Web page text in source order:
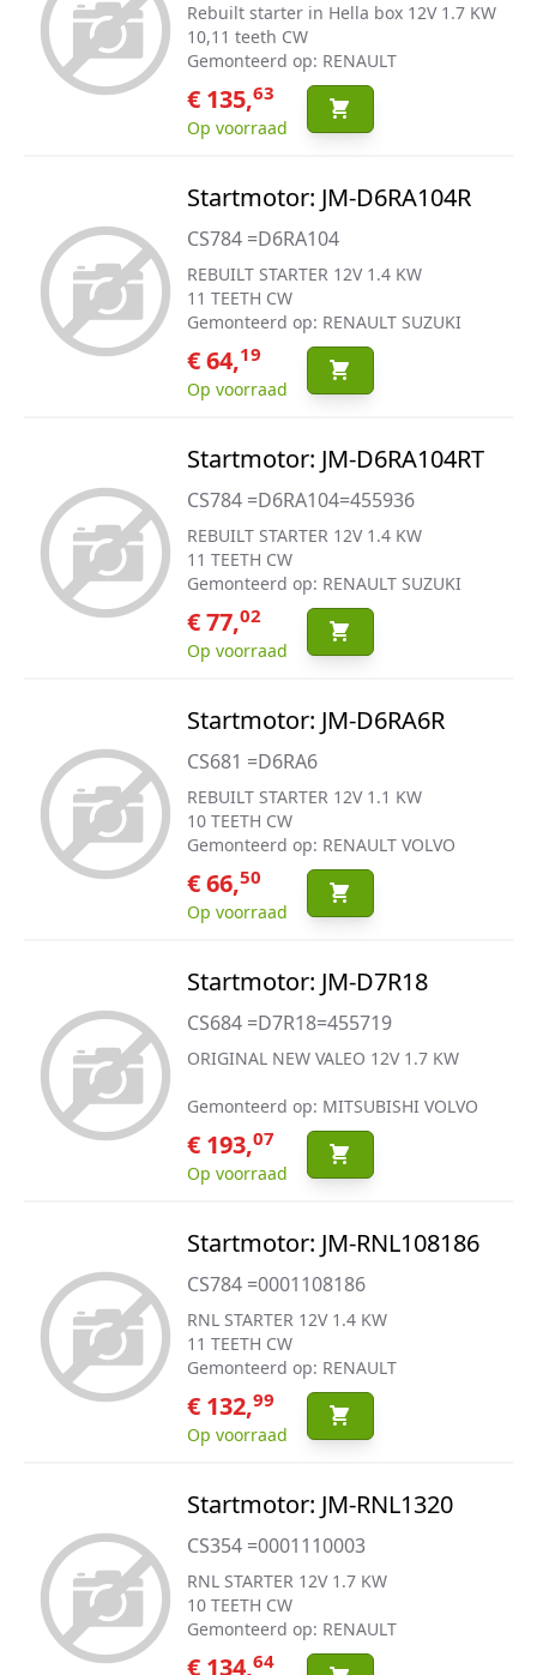
Rebuilt starter in Hella box 12V 1.7 KW
10,11 teeth CW
Gemonteerd op: RENAULT
€ 135,63
Op voorraad
Startmotor: JM-D6RA104R
CS784 =D6RA104
REBUILT STARTER 12V 1.4 KW
11 TEETH CW
Gemonteerd op: RENAULT SUZUKI
€ 64,19
Op voorraad
Startmotor: JM-D6RA104RT
CS784 =D6RA104=455936
REBUILT STARTER 12V 1.4 KW
11 TEETH CW
Gemonteerd op: RENAULT SUZUKI
€ 77,02
Op voorraad
Startmotor: JM-D6RA6R
CS681 =D6RA6
REBUILT STARTER 12V 1.1 KW
10 TEETH CW
Gemonteerd op: RENAULT VOLVO
€ 66,50
Op voorraad
Startmotor: JM-D7R18
CS684 =D7R18=455719
ORIGINAL NEW VALEO 12V 1.7 KW
Gemonteerd op: MITSUBISHI VOLVO
€ 193,07
Op voorraad
Startmotor: JM-RNL108186
CS784 =0001108186
RNL STARTER 12V 1.4 KW
11 TEETH CW
Gemonteerd op: RENAULT
€ 132,99
Op voorraad
Startmotor: JM-RNL1320
CS354 =0001110003
RNL STARTER 12V 1.7 KW
10 TEETH CW
Gemonteerd op: RENAULT
€ 134,64